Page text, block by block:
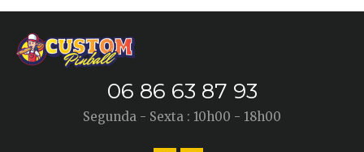
06 86 63 87 93
Segunda - Sexta : 10h00 - 18h00